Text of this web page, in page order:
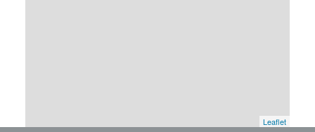
Leaflet